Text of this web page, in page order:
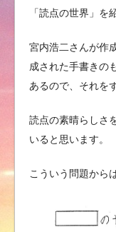
「読点の世界」を
宮内浩二さんが作
成された手書きの
あるので、それを
読点の素晴らしさ
いると思います。
こういう問題から